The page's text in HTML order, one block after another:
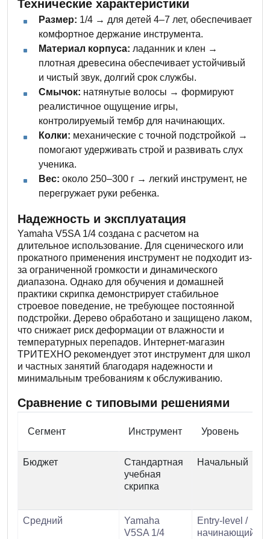
Технические характеристики
Размер: 1/4 → для детей 4–7 лет, обеспечивает
комфортное держание инструмента.
Материал корпуса: ладанник и клен →
плотная древесина обеспечивает устойчивый
и чистый звук, долгий срок службы.
Смычок: натянутые волосы → формируют
реалистичное ощущение игры,
контролируемый тембр для начинающих.
Колки: механические с точной подстройкой →
помогают удерживать строй и развивать слух
ученика.
Вес: около 250–300 г → легкий инструмент, не
перегружает руки ребенка.
Надежность и эксплуатация
Yamaha V5SA 1/4 создана с расчетом на
длительное использование. Для сценического или
прокатного применения инструмент не подходит из-
за ограниченной громкости и динамического
диапазона. Однако для обучения и домашней
практики скрипка демонстрирует стабильное
строевое поведение, не требующее постоянной
подстройки. Дерево обработано и защищено лаком,
что снижает риск деформации от влажности и
температурных перепадов. Интернет-магазин
ТРИТЕХНО рекомендует этот инструмент для школ
и частных занятий благодаря надежности и
минимальным требованиям к обслуживанию.
Сравнение с типовыми решениями
Сегмент Инструмент Уровень
Бюджет
Стандартная
учебная
скрипка
Начальный
Средний
Yamaha
V5SA 1/4
Entry-level /
начинающий